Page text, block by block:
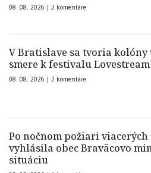
08. 08. 2026 | 2 komentáre
V Bratislave sa tvoria kolóny
smere k festivalu Lovestream
08. 08. 2026 | 2 komentáre
Po nočnom požiari viacerých
vyhlásila obec Braväcovo
situáciu